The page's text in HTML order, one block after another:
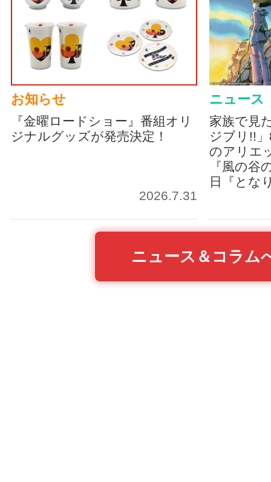
お知らせ
『金曜ロードショー』番組オリ
ジナルグッズが発売決定！
2026.7.31
ニュース
家族で見
ジブリ!!
のアリエ
『風の谷
日『とな
ニュース＆コラム